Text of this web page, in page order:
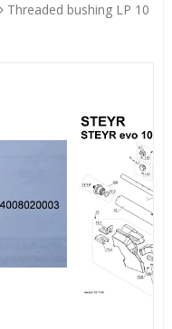
Threaded bushing LP 10